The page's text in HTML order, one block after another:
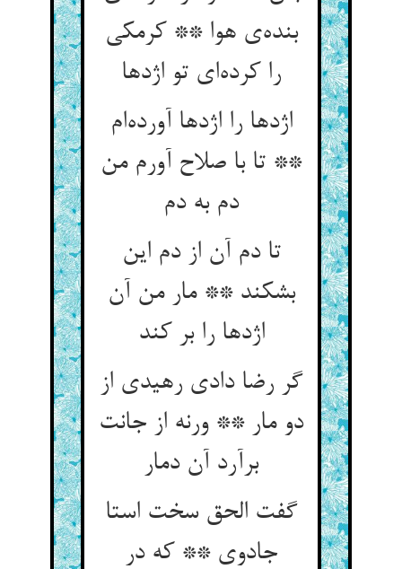
بنده‌ی هوا ** کرمکی
را کرده‌ای تو اژدها
اژدها را اژدها آورده‌ام
** تا با صلاح آورم من
دم به دم
تا دم آن از دم این
بشکند ** مار من آن
اژدها را بر کند
گر رضا دادی رهیدی از
دو مار ** ورنه از جانت
برآرد آن دمار
گفت الحق سخت استا
جادوی ** که در